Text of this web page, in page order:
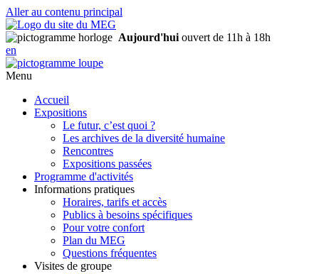
Aller au contenu principal
Aujourd'hui ouvert de 11h à 18h
en
Menu
Accueil
Expositions
Le futur, c’est quoi ?
Les archives de la diversité humaine
Rencontres
Expositions passées
Programme d'activités
Informations pratiques
Horaires, tarifs et accès
Publics à besoins spécifiques
Pour votre confort
Plan du MEG
Questions fréquentes
Visites de groupe